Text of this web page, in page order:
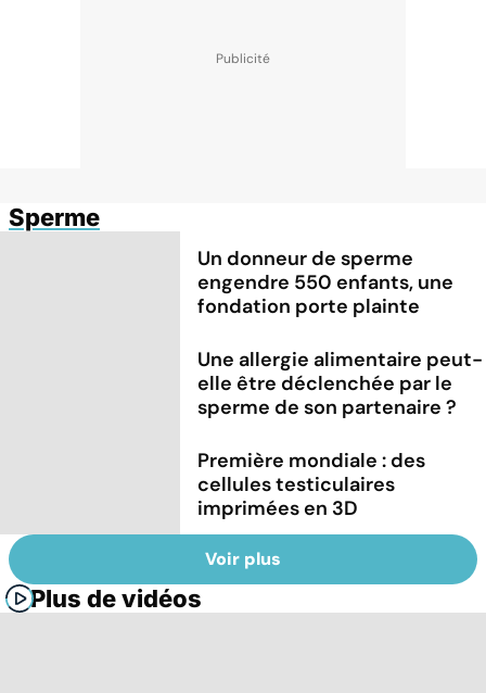
Sperme
Un donneur de sperme
engendre 550 enfants, une
fondation porte plainte
Une allergie alimentaire peut-
elle être déclenchée par le
sperme de son partenaire ?
Première mondiale : des
cellules testiculaires
imprimées en 3D
Voir plus
Plus de vidéos